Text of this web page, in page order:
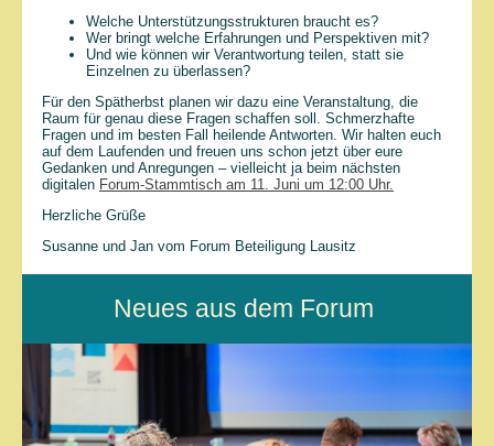
Welche Unterstützungsstrukturen braucht es?
Wer bringt welche Erfahrungen und Perspektiven mit?
Und wie können wir Verantwortung teilen, statt sie
Einzelnen zu überlassen?
Für den Spätherbst planen wir dazu eine Veranstaltung, die
Raum für genau diese Fragen schaffen soll. Schmerzhafte
Fragen und im besten Fall heilende Antworten. Wir halten euch
auf dem Laufenden und freuen uns schon jetzt über eure
Gedanken und Anregungen – vielleicht ja beim nächsten
digitalen Forum-Stammtisch am 11. Juni um 12:00 Uhr.
Herzliche Grüße
Susanne und Jan vom Forum Beteiligung Lausitz
Neues aus dem Forum